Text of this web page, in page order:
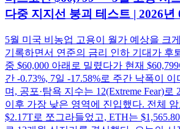
다중 지지선 붕괴 테스트 | 2026년
5월 미국 비농업 고용이 월가 예상을 크
기록하면서 연준의 금리 인하 기대가 후
중 $60,000 아래로 밀렸다가 현재
간 -0.73%, 7일 -17.58%로 주간 낙폭이 이
며, 공포·탐욕 지수는 12(Extreme Fear)로
이후 가장 낮은 영역에 진입했다. 전체
$2.17T로 쪼그라들었고, ETH는